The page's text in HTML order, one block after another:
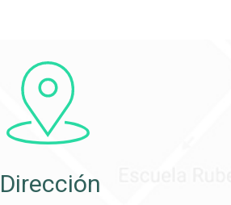
Dirección